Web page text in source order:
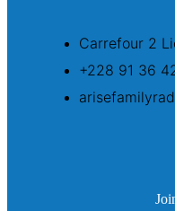
Carrefour 2
+228 91 36